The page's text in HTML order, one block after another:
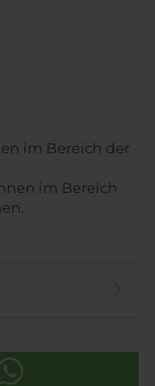
im Bereich der
im Bereich